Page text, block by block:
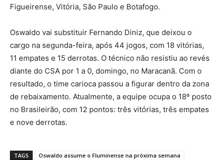
Figueirense, Vitória, São Paulo e Botafogo.
Oswaldo vai substituir Fernando Diniz, que deixou o
cargo na segunda-feira, após 44 jogos, com 18 vitórias,
11 empates e 15 derrotas. O técnico não resistiu ao revés
diante do CSA por 1 a 0, domingo, no Maracanã. Com o
resultado, o time carioca passou a figurar dentro da zona
de rebaixamento. Atualmente, a equipe ocupa o 18º posto
no Brasileirão, com 12 pontos: três vitórias, três empates
e nove derrotas.
TAGS Oswaldo assume o Fluminense na próxima semana